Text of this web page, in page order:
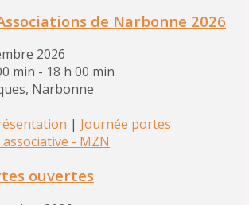
de Narbonne 2026
2026
min - 18 h 00 min
Narbonne
| Journée portes
associative - MZN
ouvertes